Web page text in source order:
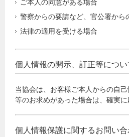
警察からの要請など、官公署から
法律の適用を受ける場合
個人情報の開示、訂正等につい
当協会は、お客様ご本人からの自
等のお求めがあった場合は、確実に
個人情報保護に関するお問い